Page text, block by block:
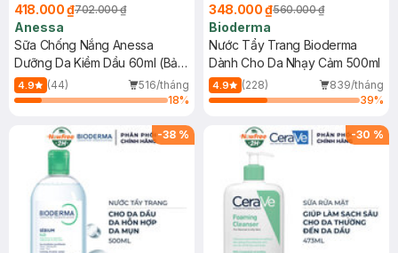
418.000 ₫702.000 ₫
Anessa
Sữa Chống Nắng Anessa
Dưỡng Da Kiềm Dầu 60ml (Bản
Mới)
4.9 (44)
516/tháng
18%
348.000 ₫560.000 ₫
Bioderma
Nước Tẩy Trang Bioderma
Dành Cho Da Nhạy Cảm 500ml
4.9 (228)
839/tháng
39%
-38 % -30 %